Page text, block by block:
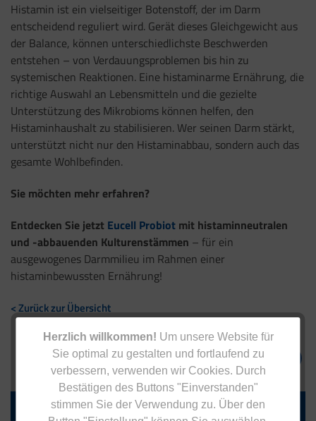
Herzlich willkommen! Um unsere Website für
Sie optimal zu gestalten und fortlaufend zu
verbessern, verwenden wir Cookies. Durch
Bestätigen des Buttons "Einverstanden"
stimmen Sie der Verwendung zu. Über den
Histamin ist ein vielseitiger Botenstoff, der im Darm
entscheidend reguliert wird. Gerät dieses Gleichgewicht aus
der Balance, können unterschiedlichste Beschwerden
entstehen – von Verdauungsproblemen bis hin zu
systemischen Reaktionen. Eine histaminarme Ernährung, die
richtige Auswahl an Lebensmitteln und die gezielte
Unterstützung des Mikrobioms können helfen, den
Histaminhaushalt zu stabilisieren. Wer seinen Darm stärkt,
unterstützt nicht nur den Histaminabbau, sondern auch das
gesamte Wohlbefinden.
Sie möchten mehr erfahren?
Entdecken Sie jetzt Eucell Probiot mit histaminneutralen
und -abbauenden Kulturenstämmen – für ein
ausgewogenes Darmmilieu im Rahmen einer
histaminbewussten Ernährung!
< Zurück zur Übersicht